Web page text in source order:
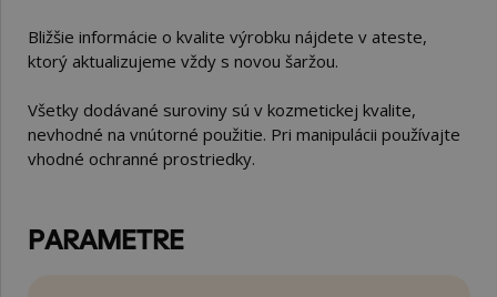
Bližšie informácie o kvalite výrobku nájdete v ateste,
ktorý aktualizujeme vždy s novou šaržou.
Všetky dodávané suroviny sú v kozmetickej kvalite,
nevhodné na vnútorné použitie. Pri manipulácii používajte
vhodné ochranné prostriedky.
PARAMETRE